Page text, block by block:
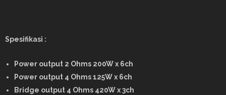
Spesifikasi :
Power output 2 Ohms 200W x 6ch
Power output 4 Ohms 125W x 6ch
Bridge output 4 Ohms 420W x 3ch